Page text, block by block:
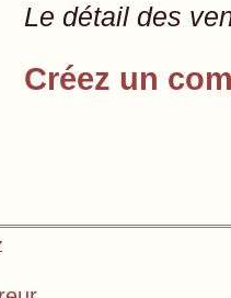
Le détail des
Créez un